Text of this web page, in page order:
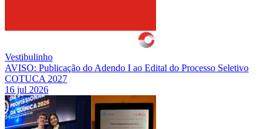
Vestibulinho
AVISO: Publicação do Adendo I ao Edital do Processo Seletivo
COTUCA 2027
16 jul 2026